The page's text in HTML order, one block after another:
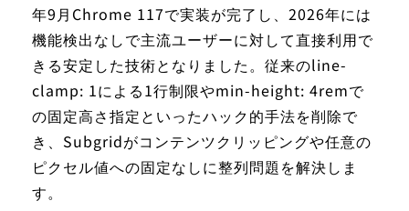
年9月Chrome 117で実装が完了し、2026年には
機能検出なしで主流ユーザーに対して直接利用で
きる安定した技術となりました。従来のline-
clamp: 1による1行制限やmin-height: 4remで
の固定高さ指定といったハック的手法を削除で
き、Subgridがコンテンツクリッピングや任意の
ピクセル値への固定なしに整列問題を解決しま
す。